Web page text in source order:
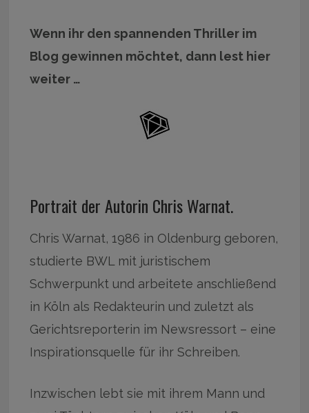
Wenn ihr den spannenden Thriller im
Blog gewinnen möchtet, dann lest hier
weiter …
Portrait der Autorin Chris Warnat.
Chris Warnat, 1986 in Oldenburg geboren,
studierte BWL mit juristischem
Schwerpunkt und arbeitete anschließend
in Köln als Redakteurin und zuletzt als
Gerichtsreporterin im Newsressort – eine
Inspirationsquelle für ihr Schreiben.
Inzwischen lebt sie mit ihrem Mann und